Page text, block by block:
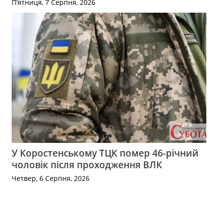
П’ятниця, 7 Серпня, 2026
У Коростенському ТЦК помер 46-річний
чоловік після проходження ВЛК
Четвер, 6 Серпня, 2026